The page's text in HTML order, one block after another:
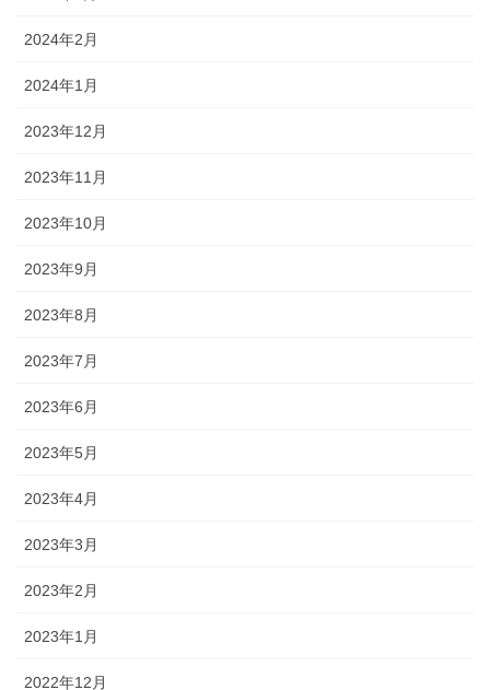
2024年2月
2024年1月
2023年12月
2023年11月
2023年10月
2023年9月
2023年8月
2023年7月
2023年6月
2023年5月
2023年4月
2023年3月
2023年2月
2023年1月
2022年12月